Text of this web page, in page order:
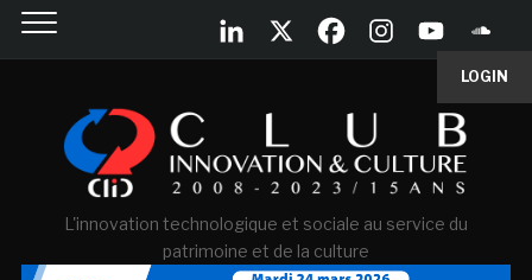
LOGIN
L'innovation technologique et sociale au service du
patrimoine et de la culture